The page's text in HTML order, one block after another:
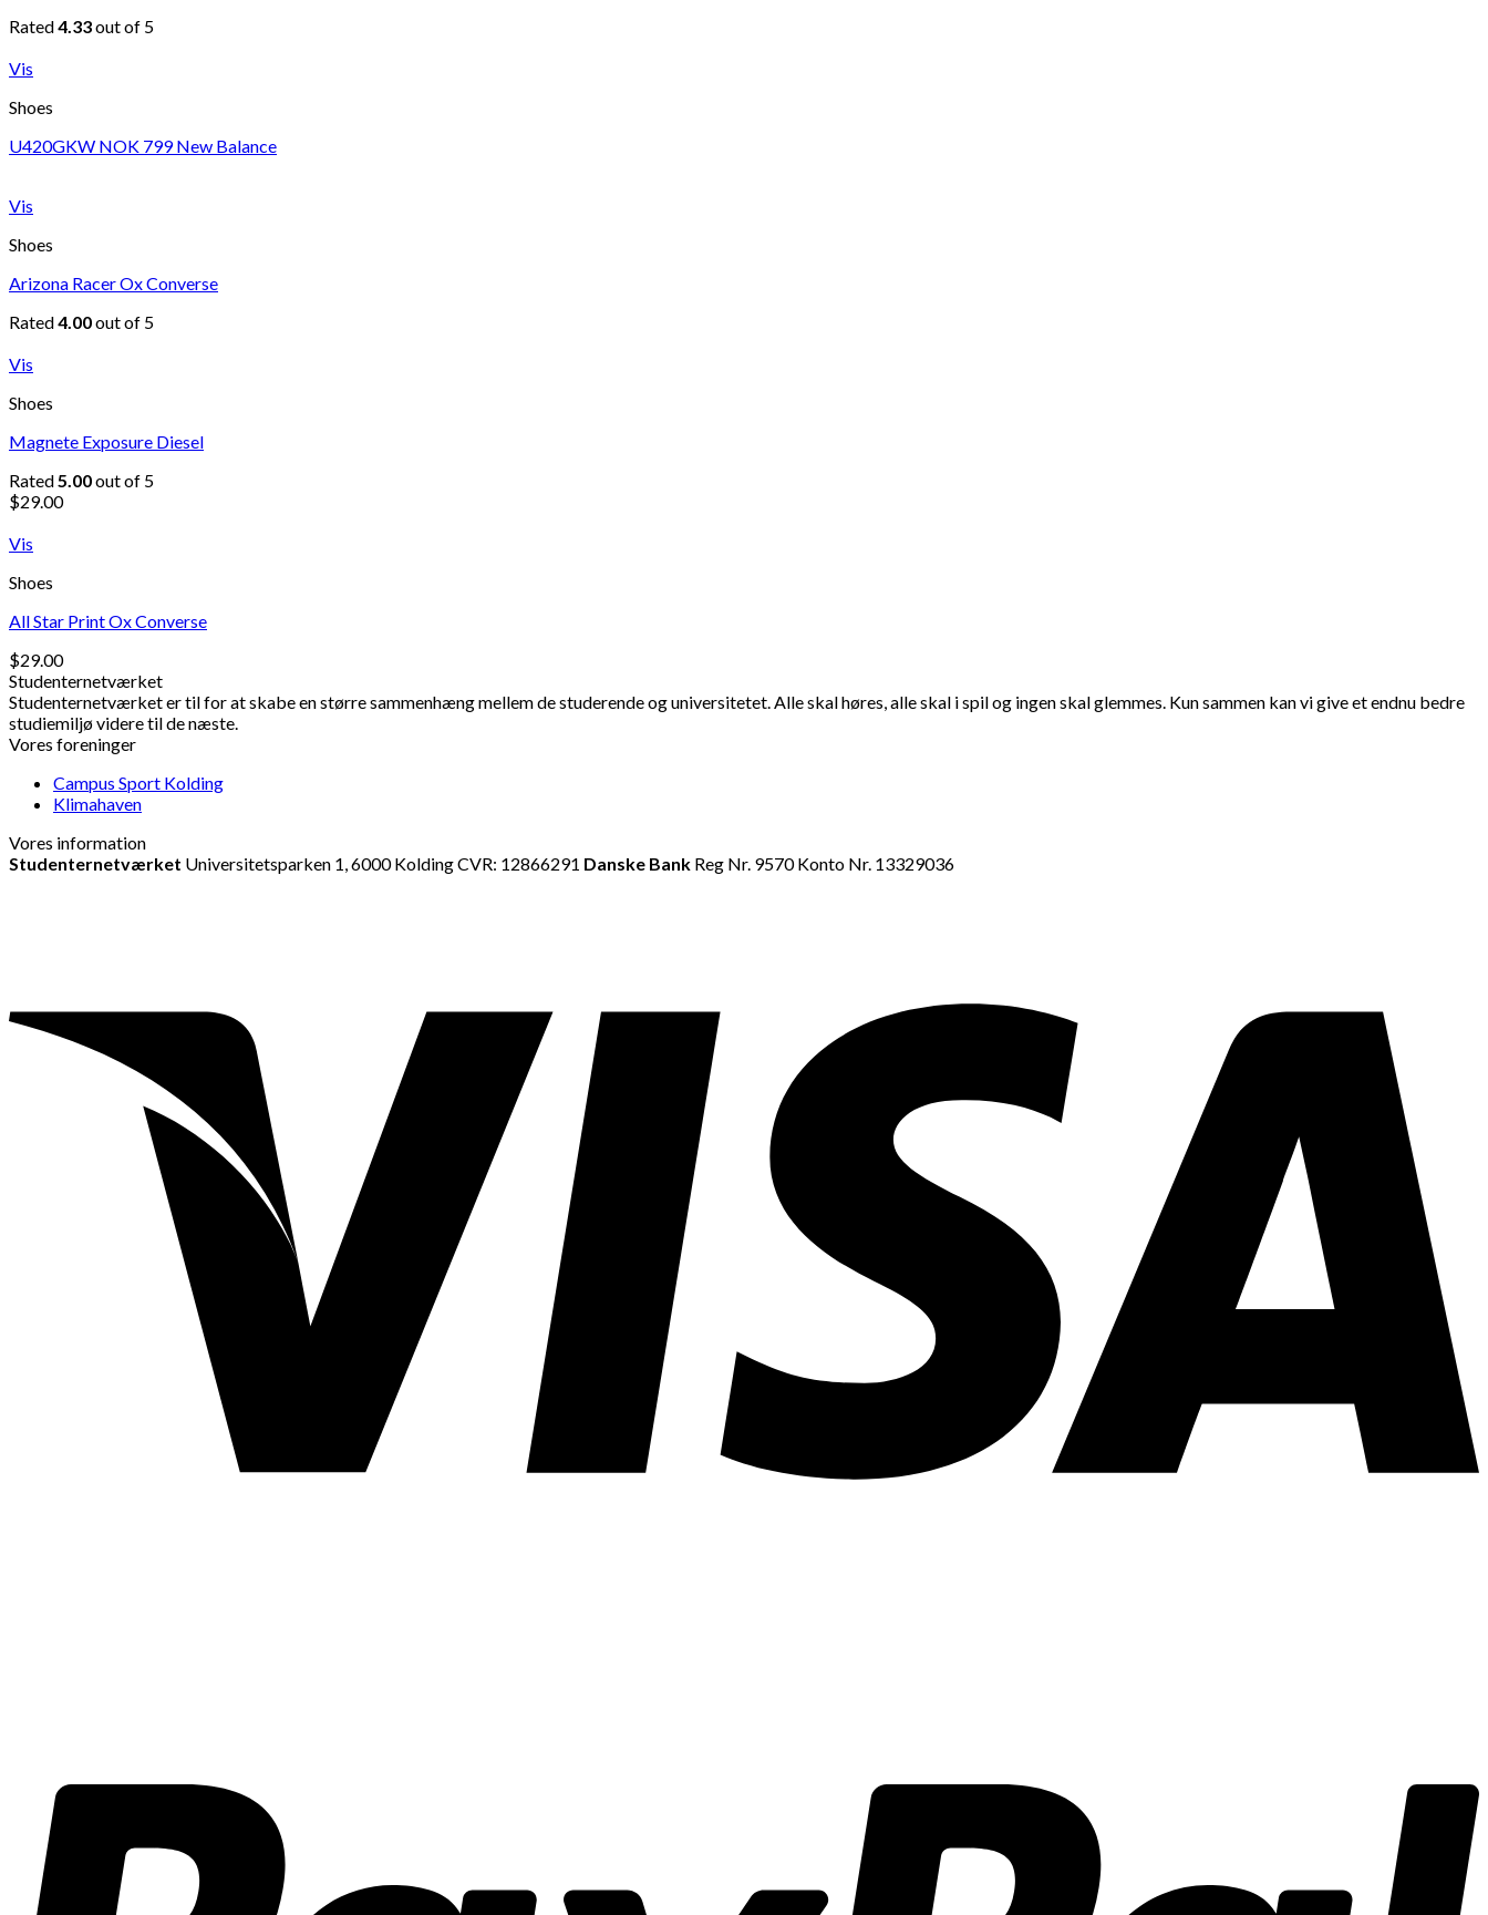
Rated4.33out of 5
Vis
Shoes
U420GKW NOK 799 New Balance
Vis
Shoes
Arizona Racer Ox Converse
Rated4.00out of 5
Vis
Shoes
Magnete Exposure Diesel
Rated5.00out of 5
$29.00
Vis
Shoes
All Star Print Ox Converse
$29.00
Studenternetværket
Studenternetværket er til for at skabe en større sammenhæng mellem de studerende og universitetet. Alle skal høres, alle skal i spil og ingen skal glemmes. Kun sammen kan vi give et endnu bedre
studiemiljø videre til de næste.
Vores foreninger
Campus Sport Kolding
Klimahaven
Vores information
Studenternetværket Universitetsparken 1, 6000 Kolding CVR: 12866291 Danske Bank Reg Nr. 9570 Konto Nr. 13329036